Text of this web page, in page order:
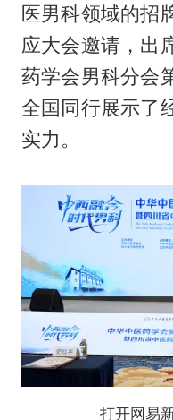
医男科领域的招
应大会邀请，出
药学会男科分会
全国同行展示了
实力。
打开网易